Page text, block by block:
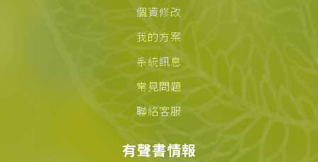
個資修改
我的方案
系統訊息
常見問題
聯絡客服
有聲書情報